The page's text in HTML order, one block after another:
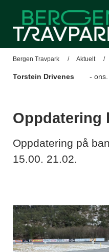
Bergen Travpark Aktuelt
Torstein Drivenes -
Oppdatering
Oppdatering på
15.00. 21.02.